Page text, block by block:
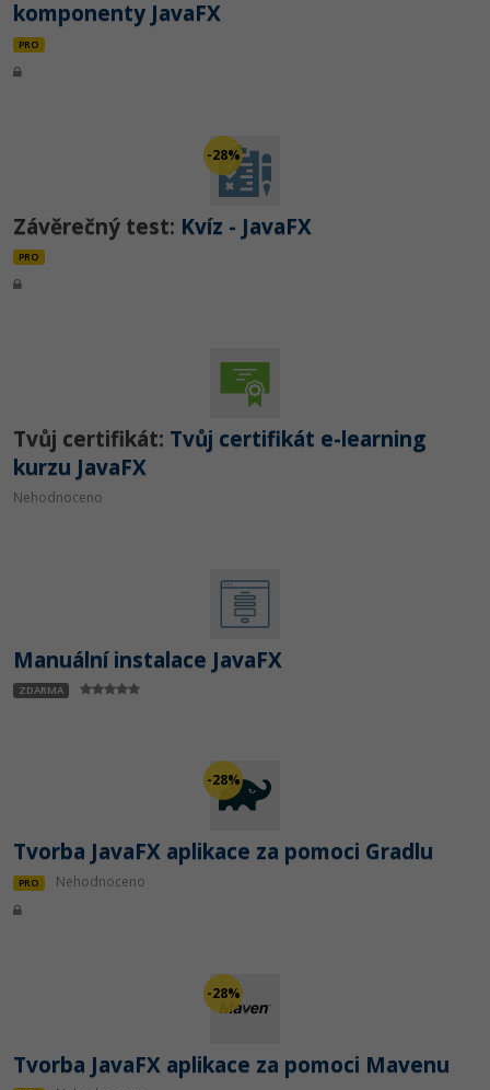
komponenty JavaFX
PRO
-28%
Závěrečný test: Kvíz - JavaFX
PRO
Tvůj certifikát: Tvůj certifikát e-learning
kurzu JavaFX
Nehodnoceno
Manuální instalace JavaFX
ZDARMA
-28%
Tvorba JavaFX aplikace za pomoci Gradlu
PRO Nehodnoceno
-28%
Tvorba JavaFX aplikace za pomoci Mavenu